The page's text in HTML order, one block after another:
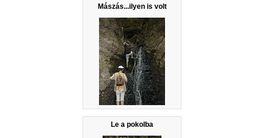
Mászás...ilyen is volt
Le a pokolba